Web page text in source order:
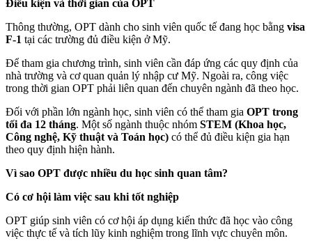
Điều kiện và thời gian của OPT
Thông thường, OPT dành cho sinh viên quốc tế đang học bằng visa
F-1 tại các trường đủ điều kiện ở Mỹ.
Để tham gia chương trình, sinh viên cần đáp ứng các quy định của
nhà trường và cơ quan quản lý nhập cư Mỹ. Ngoài ra, công việc
trong thời gian OPT phải liên quan đến chuyên ngành đã theo học.
Đối với phần lớn ngành học, sinh viên có thể tham gia OPT trong
tối đa 12 tháng. Một số ngành thuộc nhóm STEM (Khoa học,
Công nghệ, Kỹ thuật và Toán học) có thể đủ điều kiện gia hạn
theo quy định hiện hành.
Vì sao OPT được nhiều du học sinh quan tâm?
Có cơ hội làm việc sau khi tốt nghiệp
OPT giúp sinh viên có cơ hội áp dụng kiến thức đã học vào công
việc thực tế và tích lũy kinh nghiệm trong lĩnh vực chuyên môn.